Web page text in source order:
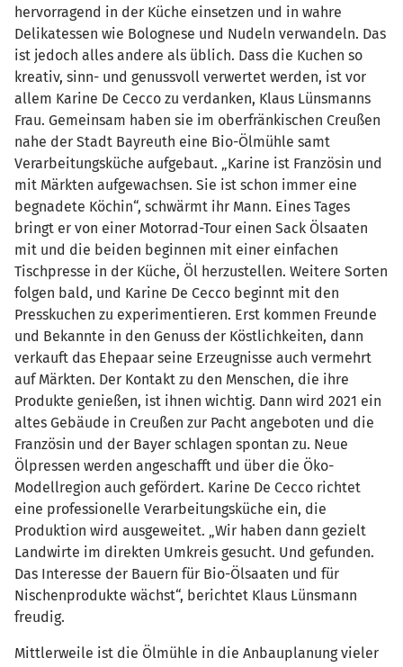
hervorragend in der Küche einsetzen und in wahre
Delikatessen wie Bolognese und Nudeln verwandeln. Das
ist jedoch alles andere als üblich. Dass die Kuchen so
kreativ, sinn- und genussvoll verwertet werden, ist vor
allem Karine De Cecco zu verdanken, Klaus Lünsmanns
Frau. Gemeinsam haben sie im oberfränkischen Creußen
nahe der Stadt Bayreuth eine Bio-Ölmühle samt
Verarbeitungsküche aufgebaut. „Karine ist Französin und
mit Märkten aufgewachsen. Sie ist schon immer eine
begnadete Köchin“, schwärmt ihr Mann. Eines Tages
bringt er von einer Motorrad-Tour einen Sack Ölsaaten
mit und die beiden beginnen mit einer einfachen
Tischpresse in der Küche, Öl herzustellen. Weitere Sorten
folgen bald, und Karine De Cecco beginnt mit den
Presskuchen zu experimentieren. Erst kommen Freunde
und Bekannte in den Genuss der Köstlichkeiten, dann
verkauft das Ehepaar seine Erzeugnisse auch vermehrt
auf Märkten. Der Kontakt zu den Menschen, die ihre
Produkte genießen, ist ihnen wichtig. Dann wird 2021 ein
altes Gebäude in Creußen zur Pacht angeboten und die
Französin und der Bayer schlagen spontan zu. Neue
Ölpressen werden angeschafft und über die Öko-
Modellregion auch gefördert. Karine De Cecco richtet
eine professionelle Verarbeitungsküche ein, die
Produktion wird ausgeweitet. „Wir haben dann gezielt
Landwirte im direkten Umkreis gesucht. Und gefunden.
Das Interesse der Bauern für Bio-Ölsaaten und für
Nischenprodukte wächst“, berichtet Klaus Lünsmann
freudig.
Mittlerweile ist die Ölmühle in die Anbauplanung vieler